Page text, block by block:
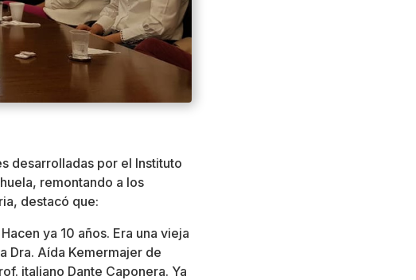
desarrolladas por el Instituto
remontando a los
destacó que:
ya 10 años. Era una vieja
Dra. Aída Kemermajer de
italiano Dante Caponera. Ya